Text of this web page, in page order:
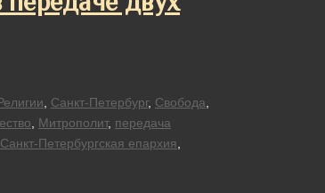
Санкт-Петербург, Свобода
Митрополит, передача
Санкт-Петербургская епархия